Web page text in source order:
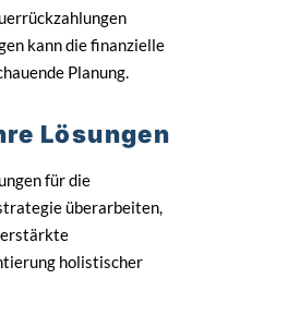
kann die finanzielle
Planung.
Lösungen
für die
überarbeiten,
holistischer